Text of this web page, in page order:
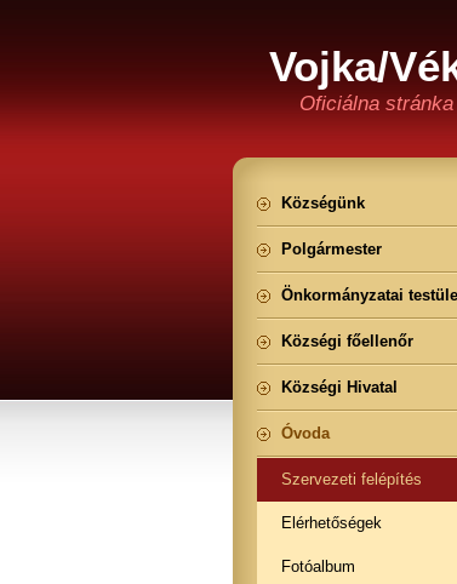
Vojka/
Oficiálna
Községünk
Polgármester
Önkormányzatai
Községi főellenőr
Községi Hivatal
Óvoda
Szervezeti felépítés
Elérhetőségek
Fotóalbum